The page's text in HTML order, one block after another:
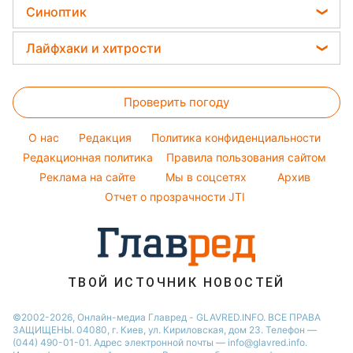
Потап
София Ротару
Новости Житомира
Новости Харькова
Новости Одессы
Новости Полтавы
Новости Черкассы
Новости Ровно
Новости Запорожья
Простые блюда
Легкие десерты
Праздничное меню
Головоломки
Тесты по картинке
Оптические иллюзии
Народные приметы
Все о шоу-бизнесе
Синоптик
Прогноз погоды
Магнитные бури
Погода на сегодня
Погода на завтра
Пылевая буря
Лайфхаки и хитрости
Уборка
Комнатные растения
Авто
Проверить погоду
O нас Редакция
Политика конфиденциальности
Редакционная политика
Правила пользования сайтом
Реклама на сайте
Мы в соцсетях
Архив
Отчет о прозрачности JTI
ТВОЙ ИСТОЧНИК НОВОСТЕЙ
©2002-2026, Онлайн-медиа Главред - GLAVRED.INFO. ВСЕ ПРАВА
ЗАЩИЩЕНЫ. 04080, г. Киев, ул. Кириловская, дом 23. Телефон —
(044) 490-01-01. Адрес электронной почты — info@glavred.info.